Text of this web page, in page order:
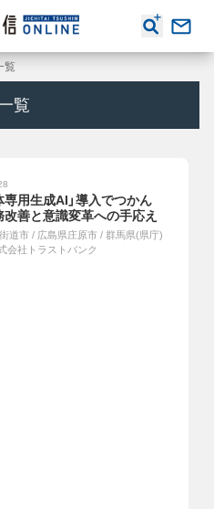
覧
覧
専用生成AI」導入でつかん
改善と意識変革への手応え
道市 / 広島県庄原市 / 群馬県(県庁)
会社トラストバンク